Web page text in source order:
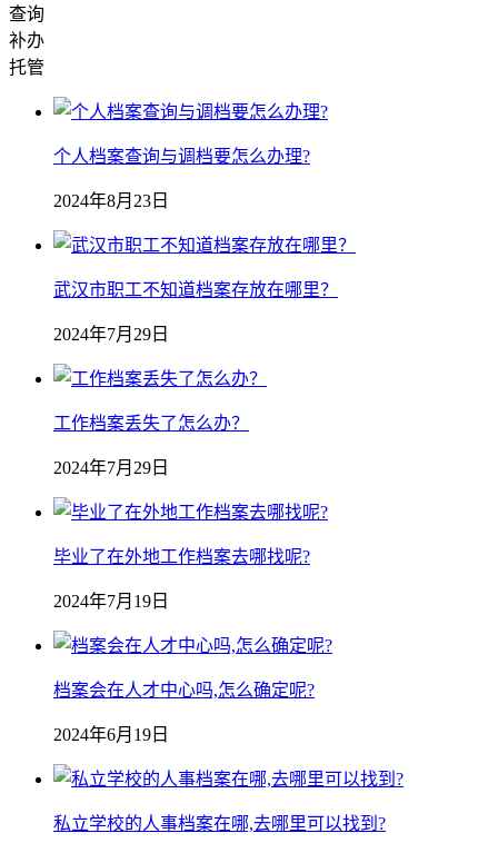
查询
补办
托管
个人档案查询与调档要怎么办理?
2024年8月23日
武汉市职工不知道档案存放在哪里？
2024年7月29日
工作档案丢失了怎么办？
2024年7月29日
毕业了在外地工作档案去哪找呢?
2024年7月19日
档案会在人才中心吗,怎么确定呢?
2024年6月19日
私立学校的人事档案在哪,去哪里可以找到?